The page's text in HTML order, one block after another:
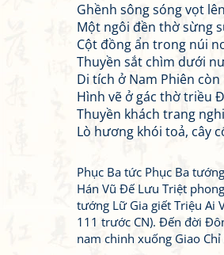
Ghềnh sông sóng vọt
Một ngôi đền thờ sừng
Cột đồng ẩn trong núi
Thuyền sắt chìm dưới
Di tích ở Nam Phiên
Hình vẽ ở gác thờ triều
Thuyền khách trang
Lò hương khói toả, cây
Phục Ba tức Phục Ba
Hán Vũ Đế Lưu Triệt
tướng Lữ Gia giết Triệu Ai
111 trước CN). Đến đời
nam chinh xuống Giao